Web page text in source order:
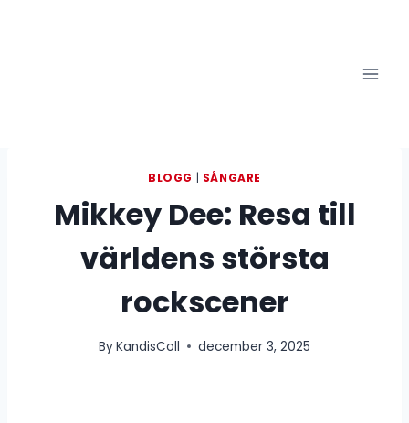
BLOGG SÅNGARE
Mikkey Dee: Resa till
världens största
rockscener
ByKandisColl december 3, 2025